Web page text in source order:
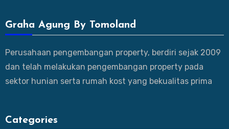
Graha Agung By Tomoland
Perusahaan pengembangan property, berdiri sejak 2009
dan telah melakukan pengembangan property pada
sektor hunian serta rumah kost yang bekualitas prima
Categories